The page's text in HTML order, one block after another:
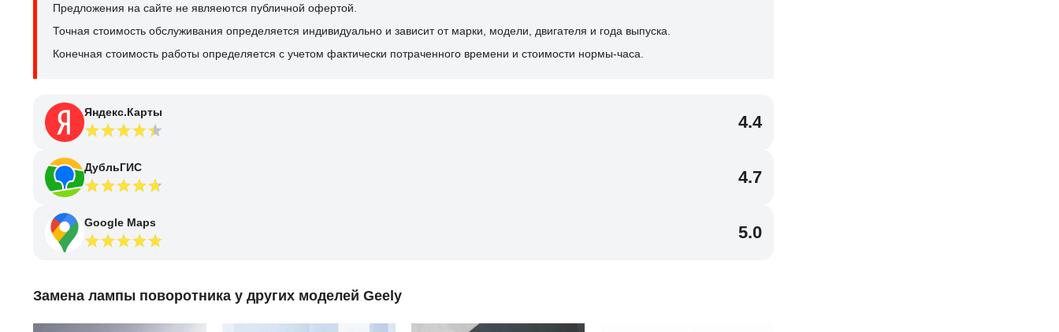
Предложения на сайте не являеются публичной офертой.
Точная стоимость обслуживания определяется индивидуально и зависит от марки, модели, двигателя и года выпуска.
Конечная стоимость работы определяется с учетом фактически потраченного времени и стоимости нормы-часа.
Яндекс.Карты 4.4
ДубльГИС 4.7
Google Maps 5.0
Замена лампы поворотника у других моделей Geely